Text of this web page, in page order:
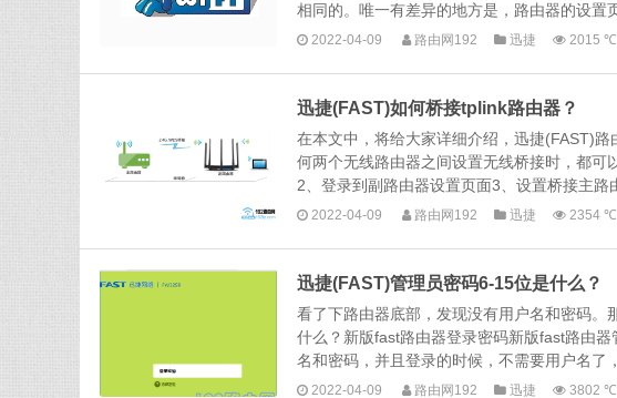
相同的。唯一有差异的地方是，路由器的设置
2022-04-09 路由网192 迅捷 2015 ℃
迅捷(FAST)如何桥接tplink路由器？
在本文中，将给大家详细介绍，迅捷(FAST)
何两个无线路由器之间设置无线桥接时，都可
2、登录到副路由器设置页面3、设置桥接主路
2022-04-09 路由网192 迅捷 2354 ℃
迅捷(FAST)管理员密码6-15位是什么？
看了下路由器底部，发现没有用户名和密码
什么？新版fast路由器登录密码新版fast路由
名和密码，并且登录的时候，不需要用户名了
2022-04-09 路由网192 迅捷 3802 ℃